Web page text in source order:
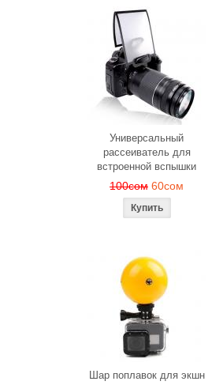
Универсальный
рассеиватель для
встроенной вспышки
100сом 60сом
Шар поплавок для экшн